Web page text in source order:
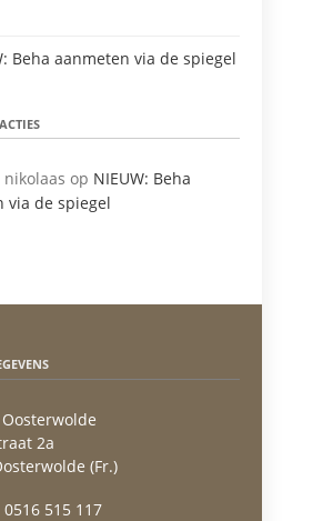
Beha aanmeten via de spiegel
op NIEUW: Beha
via de spiegel
2a
(Fr.)
0516 515 117